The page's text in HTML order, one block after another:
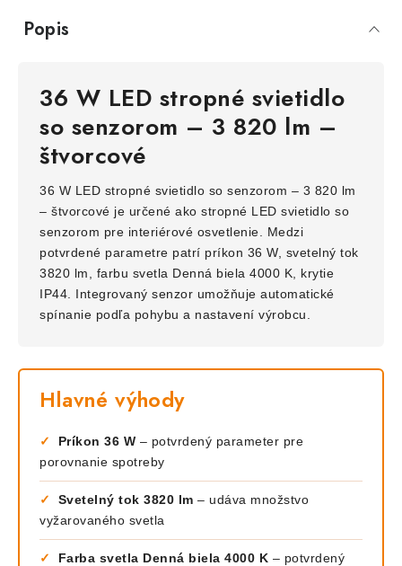
Popis
36 W LED stropné svietidlo
so senzorom – 3 820 lm –
štvorcové
36 W LED stropné svietidlo so senzorom – 3 820 lm
– štvorcové je určené ako stropné LED svietidlo so
senzorom pre interiérové osvetlenie. Medzi
potvrdené parametre patrí príkon 36 W, svetelný tok
3820 lm, farbu svetla Denná biela 4000 K, krytie
IP44. Integrovaný senzor umožňuje automatické
spínanie podľa pohybu a nastavení výrobcu.
Hlavné výhody
✓ Príkon 36 W – potvrdený parameter pre
porovnanie spotreby
✓ Svetelný tok 3820 lm – udáva množstvo
vyžarovaného svetla
✓ Farba svetla Denná biela 4000 K – potvrdený